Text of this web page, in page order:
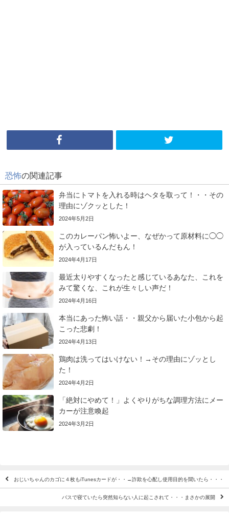
恐怖の関連記事
弁当にトマトを入れる時はヘタを取って！・・その
理由にゾクッとした！
2024年5月2日
このカレーパン怖いよー、なぜかって原材料に◯◯
が入っているんだもん！
2024年4月17日
最近太りやすくなったと感じているあなた、これを
みて驚くな、これが生々しい声だ！
2024年4月16日
本当にあった怖い話・・親父から届いた小包から起
こった悲劇！
2024年4月13日
鶏肉は洗ってはいけない！→その理由にゾッとし
た！
2024年4月2日
「絶対にやめて！」よくやりがちな調理方法にメー
カーが注意喚起
2024年3月2日
おじいちゃんのカゴに４枚もiTunesカードが・・→詐欺を心配し使用目的を聞いたら・・・
バスで寝ていたら突然知らない人に起こされて・・・まさかの展開